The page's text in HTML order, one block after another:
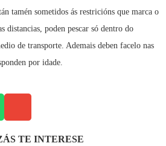
tamén sometidos ás restricións que marca o
distancias, poden pescar só dentro do
de transporte. Ademais deben facelo nas
por idade.
TE INTERESE